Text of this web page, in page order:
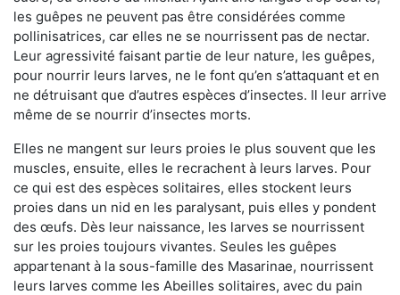
les guêpes ne peuvent pas être considérées comme
pollinisatrices, car elles ne se nourrissent pas de nectar.
Leur agressivité faisant partie de leur nature, les guêpes,
pour nourrir leurs larves, ne le font qu’en s’attaquant et en
ne détruisant que d’autres espèces d’insectes. Il leur arrive
même de se nourrir d’insectes morts.
Elles ne mangent sur leurs proies le plus souvent que les
muscles, ensuite, elles le recrachent à leurs larves. Pour
ce qui est des espèces solitaires, elles stockent leurs
proies dans un nid en les paralysant, puis elles y pondent
des œufs. Dès leur naissance, les larves se nourrissent
sur les proies toujours vivantes. Seules les guêpes
appartenant à la sous-famille des Masarinae, nourrissent
leurs larves comme les Abeilles solitaires, avec du pain